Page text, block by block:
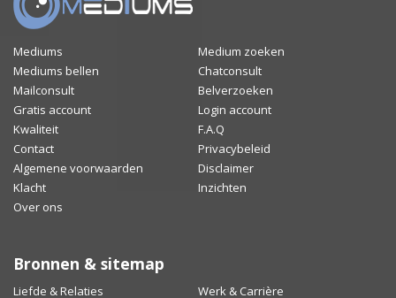
Mediums
Medium zoeken
Mediums bellen
Chatconsult
Mailconsult
Belverzoeken
Gratis account
Login account
Kwaliteit
F.A.Q
Contact
Privacybeleid
Algemene voorwaarden
Disclaimer
Klacht
Inzichten
Over ons
Bronnen & sitemap
Liefde & Relaties Werk & Carrière